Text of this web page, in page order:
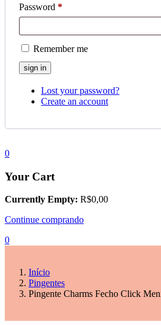
Password *
Remember me
Lost your password?
Create an account
0
Your Cart
Currently Empty: R$0,00
Continue comprando
0
Início
Pingentes
Pingente Charms Fecho Click